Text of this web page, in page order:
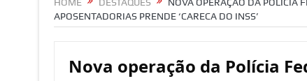
APOSENTADORIAS PRENDE ‘CARECA DO INSS’
Nova operação da Polícia